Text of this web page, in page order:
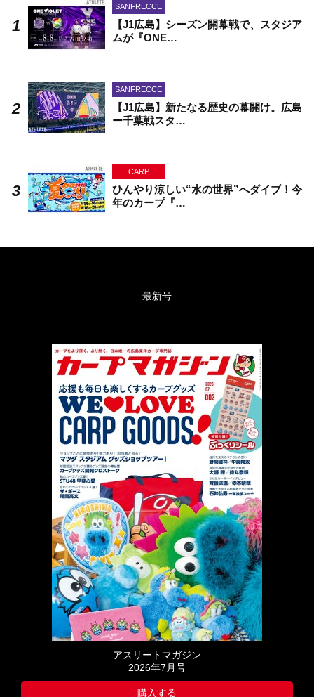
SANFRECCE
【J1広島】シーズン開幕戦で、スタジア
ムが『ONE…
SANFRECCE
【J1広島】新たなる歴史の幕開け。広島
ー千葉戦スタ…
CARP
ひんやり涼しい“水の世界”へダイブ！今
年のカープ『…
最新号
アスリートマガジン
2026年7月号
購入する